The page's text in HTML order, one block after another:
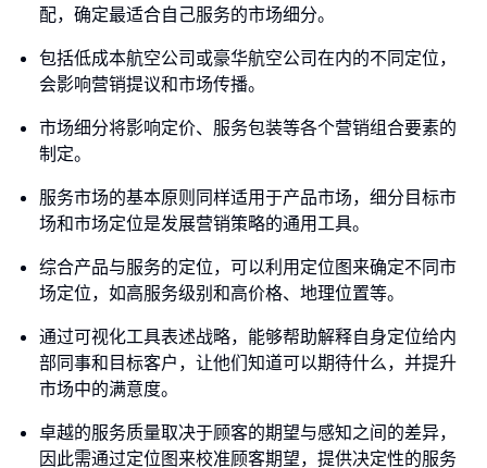
配，确定最适合自己服务的市场细分。
包括低成本航空公司或豪华航空公司在内的不同定位，
会影响营销提议和市场传播。
市场细分将影响定价、服务包装等各个营销组合要素的
制定。
服务市场的基本原则同样适用于产品市场，细分目标市
场和市场定位是发展营销策略的通用工具。
综合产品与服务的定位，可以利用定位图来确定不同市
场定位，如高服务级别和高价格、地理位置等。
通过可视化工具表述战略，能够帮助解释自身定位给内
部同事和目标客户，让他们知道可以期待什么，并提升
市场中的满意度。
卓越的服务质量取决于顾客的期望与感知之间的差异，
因此需通过定位图来校准顾客期望，提供决定性的服务